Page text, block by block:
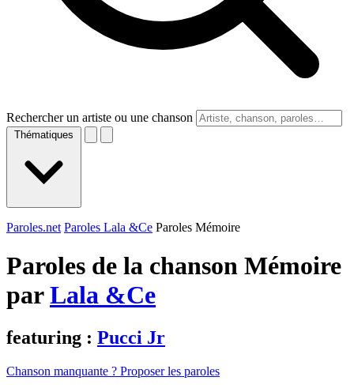
Rechercher un artiste ou une chanson
Thématiques
Paroles.net Paroles Lala &Ce Paroles Mémoire
Paroles de la chanson Mémoire
parLala &Ce
featuring : Pucci Jr
Chanson manquante ? Proposer les paroles